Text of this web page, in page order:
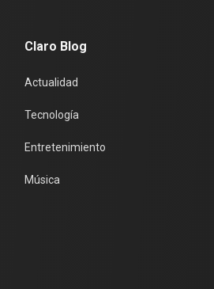
Claro Blog
Actualidad
Tecnología
Entretenimiento
Música